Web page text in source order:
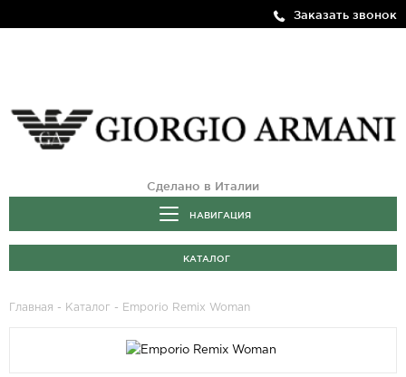
Заказать звонок
Сделано в Италии
НАВИГАЦИЯ
КАТАЛОГ
Главная - Каталог - Emporio Remix Woman